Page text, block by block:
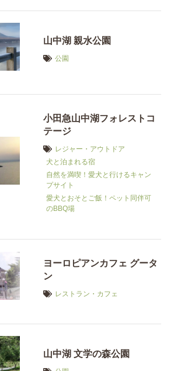
山中湖 親水公園
公園
小田急山中湖フォレストコ
テージ
レジャー・アウトドア
犬と泊まれる宿
自然を満喫！愛犬と行けるキャン
プサイト
愛犬とおそとご飯！ペット同伴可
のBBQ場
ヨーロピアンカフェ グータ
ン
レストラン・カフェ
山中湖 文学の森公園